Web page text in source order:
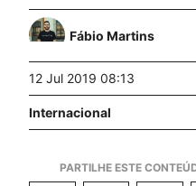
Fábio Martins
12 Jul 2019 08:13
Internacional